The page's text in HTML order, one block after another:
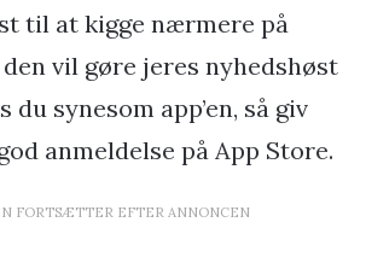
til at kigge nærmere på
den vil gøre jeres nyhedshøst
du synesom app’en, så giv
anmeldelse på App Store.
FORTSÆTTER EFTER ANNONCEN